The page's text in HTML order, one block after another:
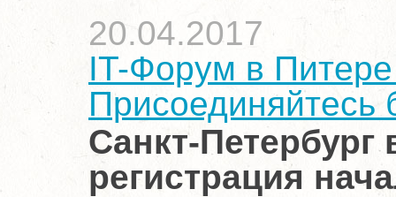
20.04.2017
IT-Форум в Питере
Присоединяйтесь
Санкт-Петербург
регистрация